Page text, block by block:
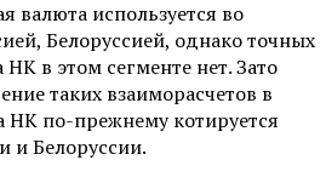
валюта используется во
Белоруссией, однако точных
в этом сегменте нет. Зато
таких взаиморасчетов в
НК по-прежнему котируется
и Белоруссии.